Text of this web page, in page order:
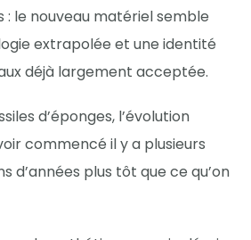
: le nouveau matériel semble
extrapolée et une identité
déjà largement acceptée.
d’éponges, l’évolution
commencé il y a plusieurs
d’années plus tôt que ce qu’on